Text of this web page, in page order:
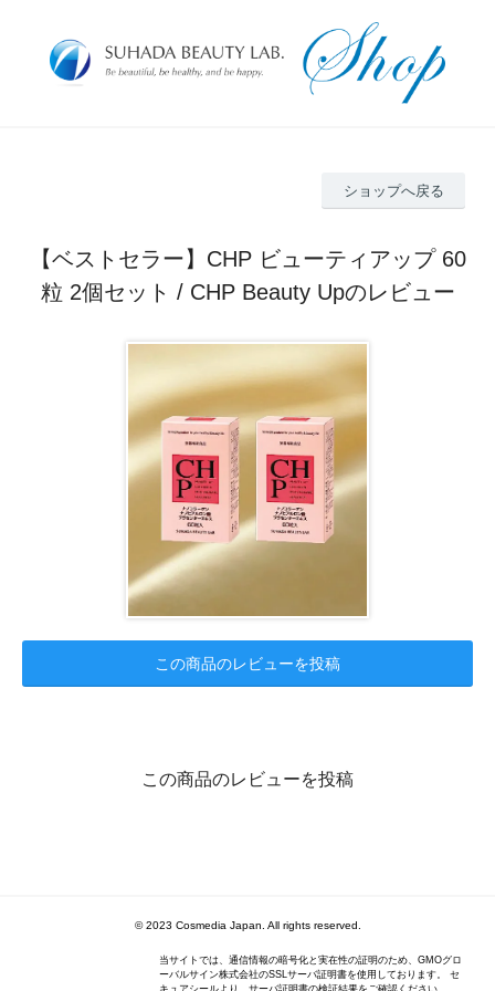
ショップへ戻る
【ベストセラー】CHP ビューティアップ 60
粒 2個セット / CHP Beauty Upのレビュー
この商品のレビューを投稿
この商品のレビューを投稿
© 2023 Cosmedia Japan. All rights reserved.
当サイトでは、通信情報の暗号化と実在性の証明のため、GMOグロ
ーバルサイン株式会社のSSLサーバ証明書を使用しております。 セ
キュアシールより、サーバ証明書の検証結果をご確認ください。